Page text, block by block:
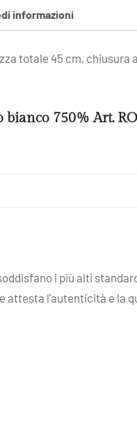
informazioni
totale 45 cm, chiusura
750% Art.
i più alti
attesta l'autenticità e la